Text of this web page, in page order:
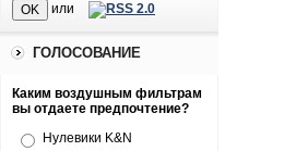
или
ГОЛОСОВАНИЕ
Каким воздушным фильтрам
вы отдаете предпочтение?
Нулевики K&N